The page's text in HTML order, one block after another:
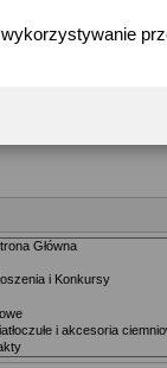
znaleźć się w wynikach,
dowolny ciąg znaków.